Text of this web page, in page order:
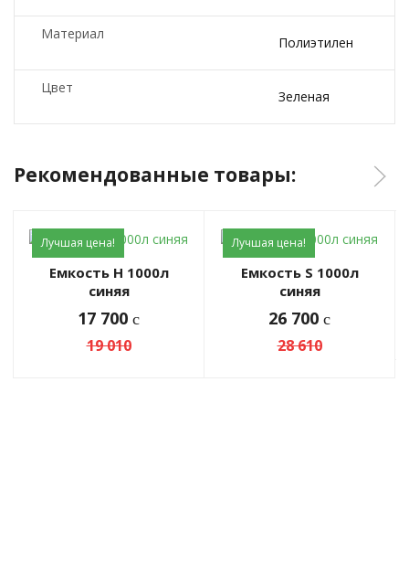
Материал
Полиэтилен
Цвет
Зеленая
Рекомендованные товары:
Лучшая цена!
Емкость H 1000л
синяя
17 700 c
19 010
Лучшая цена!
Емкость S 1000л
синяя
26 700 c
28 610